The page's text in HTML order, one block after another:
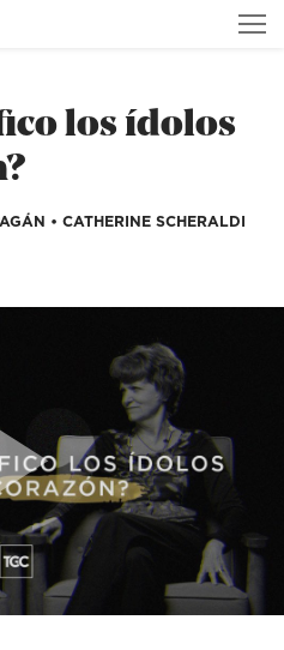
los ídolos
• CATHERINE SCHERALDI